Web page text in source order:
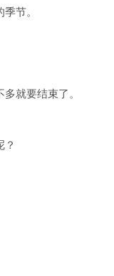
节。
就要结束了。